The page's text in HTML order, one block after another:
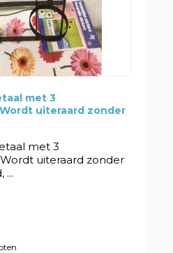
met 3
uiteraard zonder
met 3
uiteraard zonder
...